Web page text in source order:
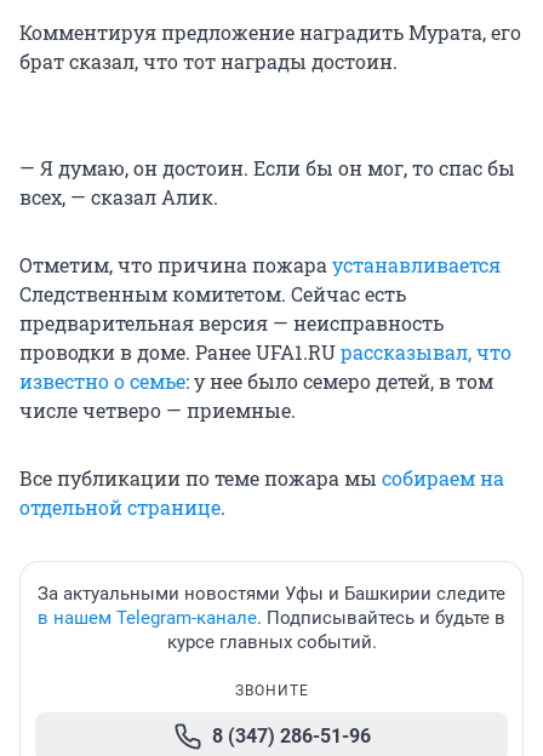
Комментируя предложение наградить Мурата, его
брат сказал, что тот награды достоин.
— Я думаю, он достоин. Если бы он мог, то спас бы
всех, — сказал Алик.
Отметим, что причина пожараустанавливается
Следственным комитетом. Сейчас есть
предварительная версия — неисправность
проводки в доме. Ранее UFA1.RUрассказывал, что
известно о семье: у нее было семеро детей, в том
числе четверо — приемные.
Все публикации по теме пожара мы собираем на
отдельной странице.
За актуальными новостями Уфы и Башкирии следите
в нашем Telegram-канале. Подписывайтесь и будьте в
курсе главных событий.
ЗВОНИТЕ
8 (347) 286-51-96